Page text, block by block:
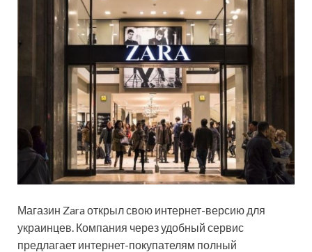
Магазин Zara открыл свою интернет-версию для
украинцев. Компания через удобный сервис
предлагает интернет-покупателям полный